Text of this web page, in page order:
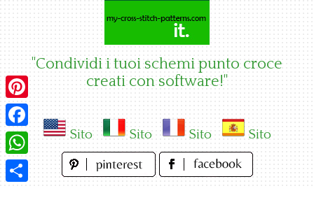
"Condividi i tuoi schemi punto croce
creati con software!"
Sito Sito Sito Sito
Pinterest
Facebook
WhatsApp